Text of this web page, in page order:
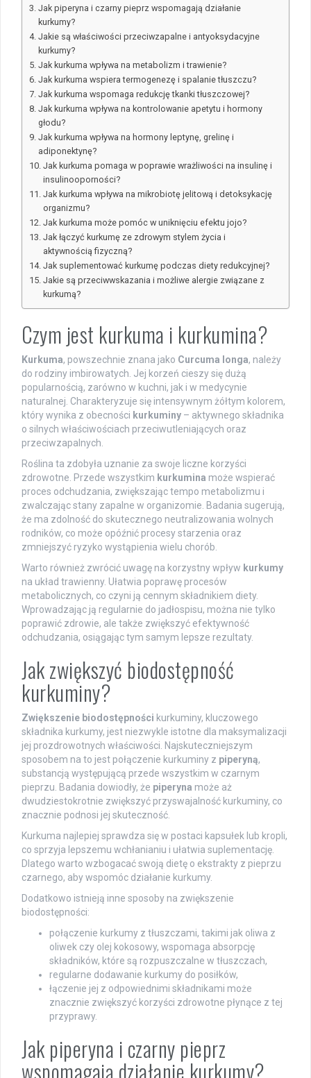
Jak piperyna i czarny pieprz wspomagają działanie
kurkumy?
Jakie są właściwości przeciwzapalne i antyoksydacyjne
kurkumy?
Jak kurkuma wpływa na metabolizm i trawienie?
Jak kurkuma wspiera termogenezę i spalanie tłuszczu?
Jak kurkuma wspomaga redukcję tkanki tłuszczowej?
Jak kurkuma wpływa na kontrolowanie apetytu i hormony
głodu?
Jak kurkuma wpływa na hormony leptynę, grelinę i
adiponektynę?
Jak kurkuma pomaga w poprawie wrażliwości na insulinę i
insulinooporności?
Jak kurkuma wpływa na mikrobiotę jelitową i detoksykację
organizmu?
Jak kurkuma może pomóc w uniknięciu efektu jojo?
Jak łączyć kurkumę ze zdrowym stylem życia i
aktywnością fizyczną?
Jak suplementować kurkumę podczas diety redukcyjnej?
Jakie są przeciwwskazania i możliwe alergie związane z
kurkumą?
Czym jest kurkuma i kurkumina?
Kurkuma, powszechnie znana jako Curcuma longa, należy
do rodziny imbirowatych. Jej korzeń cieszy się dużą
popularnością, zarówno w kuchni, jak i w medycynie
naturalnej. Charakteryzuje się intensywnym żółtym kolorem,
który wynika z obecności kurkuminy – aktywnego składnika
o silnych właściwościach przeciwutleniających oraz
przeciwzapalnych.
Roślina ta zdobyła uznanie za swoje liczne korzyści
zdrowotne. Przede wszystkim kurkumina może wspierać
proces odchudzania, zwiększając tempo metabolizmu i
zwalczając stany zapalne w organizomie. Badania sugerują,
że ma zdolność do skutecznego neutralizowania wolnych
rodników, co może opóźnić procesy starzenia oraz
zmniejszyć ryzyko wystąpienia wielu chorób.
Warto również zwrócić uwagę na korzystny wpływ kurkumy
na układ trawienny. Ułatwia poprawę procesów
metabolicznych, co czyni ją cennym składnikiem diety.
Wprowadzając ją regularnie do jadłospisu, można nie tylko
poprawić zdrowie, ale także zwiększyć efektywność
odchudzania, osiągając tym samym lepsze rezultaty.
Jak zwiększyć biodostępność
kurkuminy?
Zwiększenie biodostępności kurkuminy, kluczowego
składnika kurkumy, jest niezwykle istotne dla maksymalizacji
jej prozdrowotnych właściwości. Najskuteczniejszym
sposobem na to jest połączenie kurkuminy z piperyną,
substancją występującą przede wszystkim w czarnym
pieprzu. Badania dowiodły, że piperyna może aż
dwudziestokrotnie zwiększyć przyswajalność kurkuminy, co
znacznie podnosi jej skuteczność.
Kurkuma najlepiej sprawdza się w postaci kapsułek lub kropli,
co sprzyja lepszemu wchłanianiu i ułatwia suplementację.
Dlatego warto wzbogacać swoją dietę o ekstrakty z pieprzu
czarnego, aby wspomóc działanie kurkumy.
Dodatkowo istnieją inne sposoby na zwiększenie
biodostępności:
połączenie kurkumy z tłuszczami, takimi jak oliwa z
oliwek czy olej kokosowy, wspomaga absorpcję
składników, które są rozpuszczalne w tłuszczach,
regularne dodawanie kurkumy do posiłków,
łączenie jej z odpowiednimi składnikami może
znacznie zwiększyć korzyści zdrowotne płynące z tej
przyprawy.
Jak piperyna i czarny pieprz
wspomagają działanie kurkumy?